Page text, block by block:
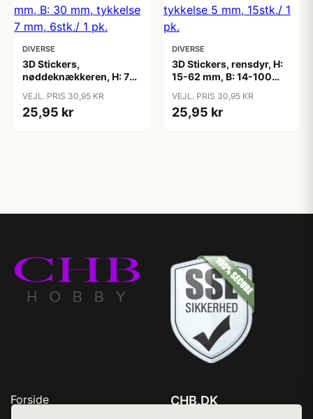
DIVERSE
3D Stickers,
nøddeknækkeren, H: 75
7 mm, 6stk./ 1 pk.
VEJL. PRIS 30,95 KR
25,95 kr
DIVERSE
3D Stickers, rensdyr, H:
15-62 mm, B: 14-100
15stk./ 1 pk.
VEJL. PRIS 30,95 KR
25,95 kr
Forside
CHB.DK